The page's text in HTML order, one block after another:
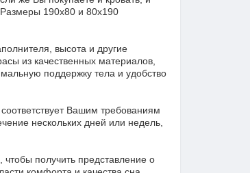
Размеры 190х80 и 80х190
высота и другие
из качественных материалов,
поддержку тела и удобство
Вашим требованиям
нескольких дней или недель,
чтобы получить представление о